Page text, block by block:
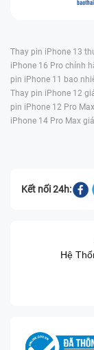
Thay pin iPhone 13
iPhone 16 Pro chính
pin iPhone 11 bao
Thay pin iPhone 12
pin iPhone 12 Pro
iPhone 14 Pro Max
Kết nối 24h:
Hệ